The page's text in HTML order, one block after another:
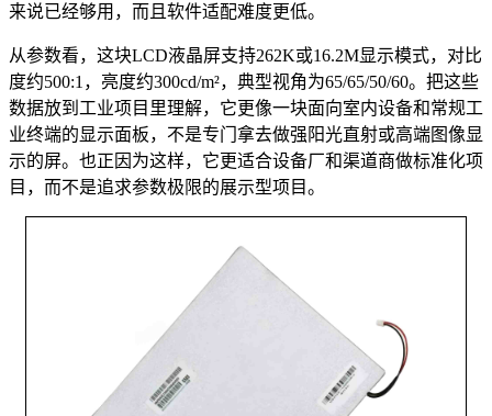
来说已经够用，而且软件适配难度更低。
从参数看，这块LCD液晶屏支持262K或16.2M显示模式，对比
度约500:1，亮度约300cd/m²，典型视角为65/65/50/60。把这些
数据放到工业项目里理解，它更像一块面向室内设备和常规工
业终端的显示面板，不是专门拿去做强阳光直射或高端图像显
示的屏。也正因为这样，它更适合设备厂和渠道商做标准化项
目，而不是追求参数极限的展示型项目。